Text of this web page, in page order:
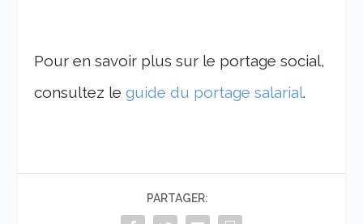
Pour en savoir plus sur le portage social,
consultez leguide du portage salarial.
PARTAGER: